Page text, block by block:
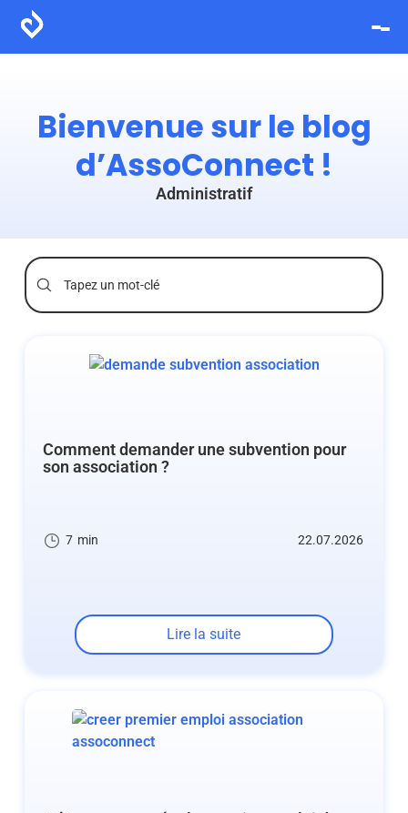
Bienvenue sur le blog
d’AssoConnect !
Administratif
Comment demander une subvention pour
son association ?
7 min 22.07.2026
Lire la suite